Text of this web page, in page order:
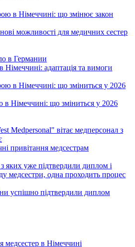
можливості для медичних сестер
Німеччині: адаптація та вимоги
в Німеччині: що зміниться у 2026
привітання медсестрам
успішно підтвердили диплом
в Німеччині